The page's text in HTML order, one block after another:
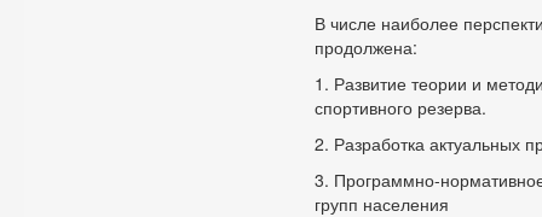
В числе наиболее
продолжена:
1. Развитие теории и
спортивного резерва.
2. Разработка актуальных
3. Программно-
групп населения